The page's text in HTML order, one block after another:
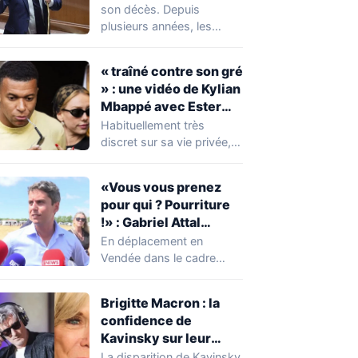
réserver une
mauvaise surprise à
son décès. Depuis
plusieurs années, les
concernant le seuil…
« traîné contre son gré
» : une vidéo de Kylian
Mbappé avec Ester
Expósito en Italie agite
la toile
Habituellement très
discret sur sa vie privée,
«Vous vous prenez
pour qui ? Pourriture
!» : Gabriel Attal
chahuté sur un
campement illégal
En déplacement en
Vendée dans le cadre
occupations…
Brigitte Macron : la
confidence de
Kavinsky sur leur